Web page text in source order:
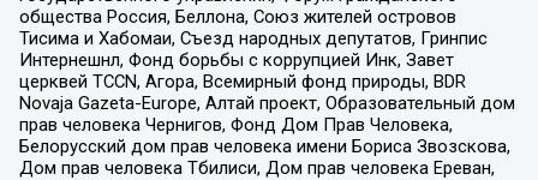
общества Россия, Беллона, Союз жителей островов
Тисима и Хабомаи, Съезд народных депутатов, Гринпис
Интернешнл, Фонд борьбы с коррупцией Инк, Завет
церквей TCCN, Агора, Всемирный фонд природы, BDR
Novaja Gazeta-Europe, Алтай проект, Образовательный дом
прав человека Чернигов, Фонд Дом Прав Человека,
Белорусский дом прав человека имени Бориса Звозскова,
Дом прав человека Тбилиси, Дом прав человека Ереван,